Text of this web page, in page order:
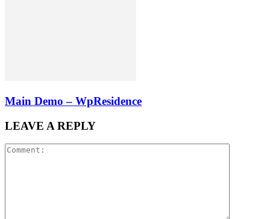
Main Demo – WpResidence
LEAVE A REPLY